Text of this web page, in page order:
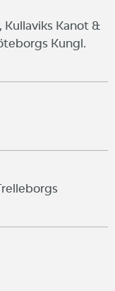
Kullaviks Kanot &
Kungl.